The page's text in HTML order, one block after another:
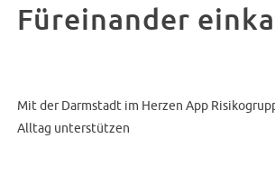
Füreinander
Mit der Darmstadt im Herzen App
Alltag unterstützen